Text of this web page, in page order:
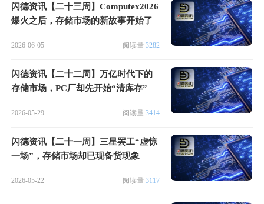
闪德资讯【二十三周】Computex2026
爆火之后，存储市场的新故事开始了
2026-06-05 阅读量 3282
闪德资讯【二十二周】万亿时代下的
存储市场，PC厂却先开始“清库存”
2026-05-29 阅读量 3414
闪德资讯【二十一周】三星罢工“虚惊
一场”，存储市场却已现备货现象
2026-05-22 阅读量 3117